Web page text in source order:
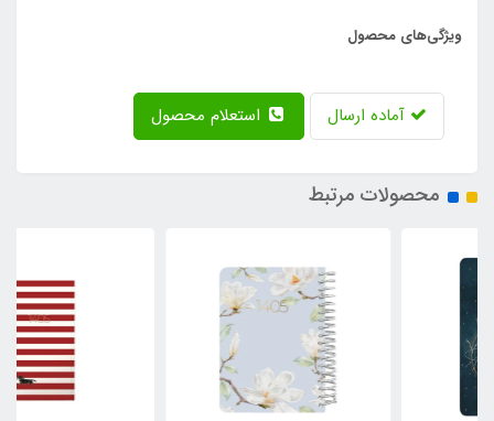
ویژگی‌های محصول
آماده ارسال
محصولات مرتبط